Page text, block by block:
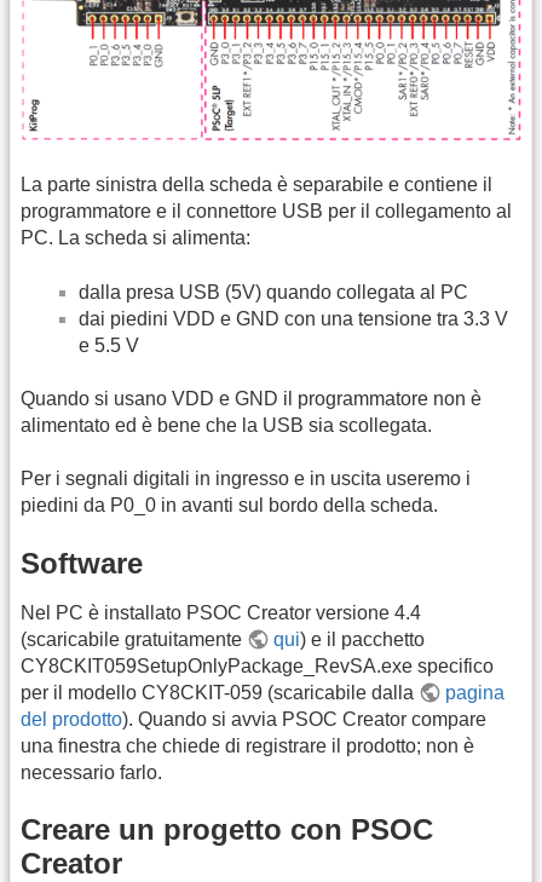
La parte sinistra della scheda è separabile e contiene il
programmatore e il connettore USB per il collegamento al
PC. La scheda si alimenta:
dalla presa USB (5V) quando collegata al PC
dai piedini VDD e GND con una tensione tra 3.3 V
e 5.5 V
Quando si usano VDD e GND il programmatore non è
alimentato ed è bene che la USB sia scollegata.
Per i segnali digitali in ingresso e in uscita useremo i
piedini da P0_0 in avanti sul bordo della scheda.
Software
Nel PC è installato PSOC Creator versione 4.4
(scaricabile gratuitamente
qui) e il pacchetto
CY8CKIT059SetupOnlyPackage_RevSA.exe specifico
per il modello CY8CKIT-059 (scaricabile dalla
pagina
del prodotto). Quando si avvia PSOC Creator compare
una finestra che chiede di registrare il prodotto; non è
necessario farlo.
Creare un progetto con PSOC
Creator